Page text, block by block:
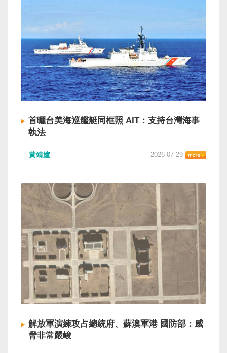
首曬台美海巡艦艇同框照 AIT：支持台灣海事
執法
黃靖媗 2026-07-29
解放軍演練攻占總統府、蘇澳軍港 國防部：威
脅非常嚴峻